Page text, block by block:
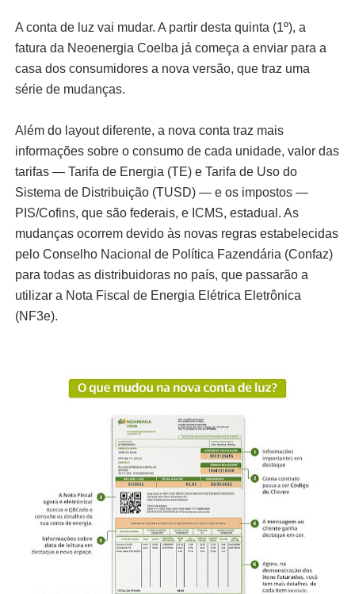
A conta de luz vai mudar. A partir desta quinta (1º), a
fatura da Neoenergia Coelba já começa a enviar para a
casa dos consumidores a nova versão, que traz uma
série de mudanças.
Além do layout diferente, a nova conta traz mais
informações sobre o consumo de cada unidade, valor das
tarifas — Tarifa de Energia (TE) e Tarifa de Uso do
Sistema de Distribuição (TUSD) — e os impostos —
PIS/Cofins, que são federais, e ICMS, estadual. As
mudanças ocorrem devido às novas regras estabelecidas
pelo Conselho Nacional de Política Fazendária (Confaz)
para todas as distribuidoras no país, que passarão a
utilizar a Nota Fiscal de Energia Elétrica Eletrônica
(NF3e).